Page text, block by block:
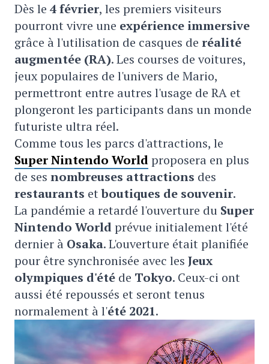
Dès le 4 février, les premiers visiteurs
pourront vivre une expérience immersive
grâce à l'utilisation de casques de réalité
augmentée (RA). Les courses de voitures,
jeux populaires de l'univers de Mario,
permettront entre autres l'usage de RA et
plongeront les participants dans un monde
futuriste ultra réel.
Comme tous les parcs d'attractions, le
Super Nintendo Worldproposera en plus
de ses nombreuses attractions des
restaurants etboutiques de souvenir.
La pandémie a retardé l'ouverture du Super
Nintendo Worldprévue initialement l'été
dernier à Osaka. L'ouverture était planifiée
pour être synchronisée avec les Jeux
olympiques d'été de Tokyo. Ceux-ci ont
aussi été repoussés et seront tenus
normalement à l'été 2021.